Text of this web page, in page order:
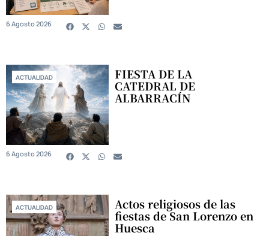
6 Agosto 2026
ACTUALIDAD FIESTA DE LA
CATEDRAL DE
ALBARRACÍN
6 Agosto 2026
ACTUALIDAD Actos religiosos de las
fiestas de San Lorenzo en
Huesca